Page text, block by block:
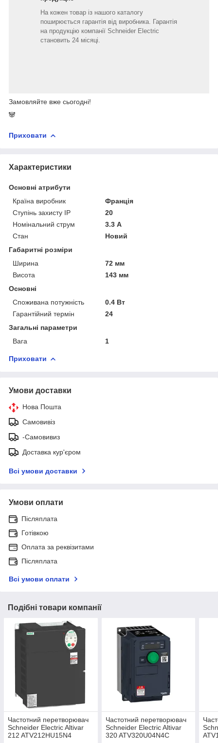
На кожен товар із нашого каталогу
поширюється гарантія від виробника. Гарантія
на продукцію компанії Schneider Electric
становить 24 місяці.
Замовляйте вже сьогодні!
🐼
Приховати
Характеристики
Основні атрибути
Країна виробник
Франція
Ступінь захисту IP
20
Номінальний струм
3.3 А
Стан
Новий
Габаритні розміри
Ширина
72 мм
Висота
143 мм
Основні
Споживана потужність
0.4 Вт
Гарантійний термін
24
Загальні параметри
Вага
1
Приховати
Умови доставки
Нова Пошта
Самовивіз
-Самовивиз
Доставка кур'єром
Всі умови доставки
Умови оплати
Післяплата
Готівкою
Оплата за реквізитами
Післяплата
Всі умови оплати
Подібні товари компанії
Частотний перетворювач
Schneider Electric Altivar
212 ATV212HU15N4
Частотний перетворювач
Schneider Electric Altivar
320 ATV320U04N4C